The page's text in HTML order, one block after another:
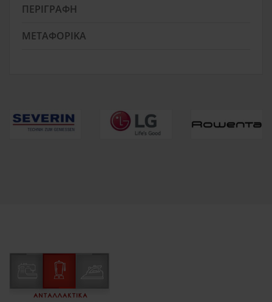
ΠΕΡΙΓΡΑΦΉ
ΜΕΤΑΦΟΡΙΚΆ